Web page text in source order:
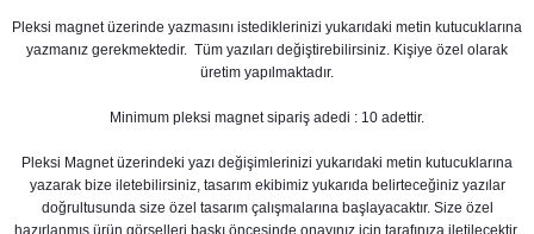
890,00 TL
Pleksi magnet üzerinde yazmasını istediklerinizi yukarıdaki metin kutucuklarına
yazmanız gerekmektedir. Tüm yazıları değiştirebilirsiniz. Kişiye özel olarak
üretim yapılmaktadır.
Minimum pleksi magnet sipariş adedi : 10 adettir.
Pleksi Magnet üzerindeki yazı değişimlerinizi yukarıdaki metin kutucuklarına
yazarak bize iletebilirsiniz, tasarım ekibimiz yukarıda belirteceğiniz yazılar
doğrultusunda size özel tasarım çalışmalarına başlayacaktır. Size özel
hazırlanmış ürün görselleri baskı öncesinde onayınız için tarafınıza iletilecektir.